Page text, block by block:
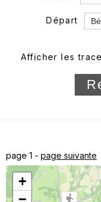
Départ
Département
Longueur min/
Trier par
Afficher les
page 1 - page suivante
+